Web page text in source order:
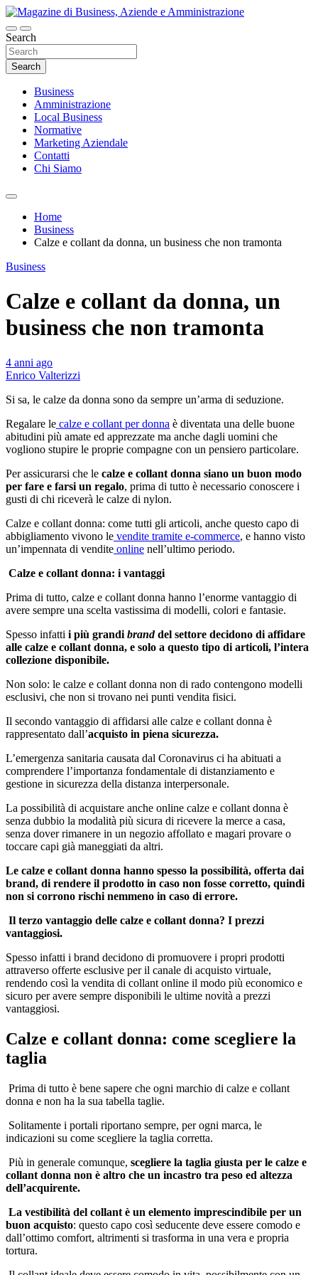
Skip
to
content
Magazine di Business, Aziende e
Amministrazione
Search
Search
Business
Amministrazione
Local Business
Normative
Marketing Aziendale
Contatti
Chi Siamo
Home
Business
Calze e collant da donna, un business che non tramonta
Business
Calze e collant da donna, un
business che non tramonta
4 anni ago
Enrico Valterizzi
Si sa, le calze da donna sono da sempre un’arma di seduzione.
Regalare le calze e collant per donna è diventata una delle buone
abitudini più amate ed apprezzate ma anche dagli uomini che
vogliono stupire le proprie compagne con un pensiero particolare.
Per assicurarsi che le calze e collant donna siano un buon modo
per fare e farsi un regalo, prima di tutto è necessario conoscere i
gusti di chi riceverà le calze di nylon.
Calze e collant donna: come tutti gli articoli, anche questo capo di
abbigliamento vivono le vendite tramite e-commerce, e hanno visto
un’impennata di vendite online nell’ultimo periodo.
Calze e collant donna: i vantaggi
Prima di tutto, calze e collant donna hanno l’enorme vantaggio di
avere sempre una scelta vastissima di modelli, colori e fantasie.
Spesso infatti i più grandi branddel settore decidono di affidare
alle calze e collant donna, e solo a questo tipo di articoli, l’intera
collezione disponibile.
Non solo: le calze e collant donna non di rado contengono modelli
esclusivi, che non si trovano nei punti vendita fisici.
Il secondo vantaggio di affidarsi alle calze e collant donna è
rappresentato dall’acquisto in piena sicurezza.
L’emergenza sanitaria causata dal Coronavirus ci ha abituati a
comprendere l’importanza fondamentale di distanziamento e
gestione in sicurezza della distanza interpersonale.
La possibilità di acquistare anche online calze e collant donna è
senza dubbio la modalità più sicura di ricevere la merce a casa,
senza dover rimanere in un negozio affollato e magari provare o
toccare capi già maneggiati da altri.
Le calze e collant donna hanno spesso la possibilità, offerta dai
brand, di rendere il prodotto in caso non fosse corretto, quindi
non si corrono rischi nemmeno in caso di errore.
Il terzo vantaggio delle calze e collant donna? I prezzi
vantaggiosi.
Spesso infatti i brand decidono di promuovere i propri prodotti
attraverso offerte esclusive per il canale di acquisto virtuale,
rendendo così la vendita di collant online il modo più economico e
sicuro per avere sempre disponibili le ultime novità a prezzi
vantaggiosi.
Calze e collant donna: come scegliere la
taglia
Prima di tutto è bene sapere che ogni marchio di calze e collant
donna e non ha la sua tabella taglie.
Solitamente i portali riportano sempre, per ogni marca, le
indicazioni su come scegliere la taglia corretta.
Più in generale comunque, scegliere la taglia giusta per le calze e
collant donna non è altro che un incastro tra peso ed altezza
dell’acquirente.
La vestibilità del collant è un elemento imprescindibile per un
buon acquisto: questo capo così seducente deve essere comodo e
dall’ottimo comfort, altrimenti si trasforma in una vera e propria
tortura.